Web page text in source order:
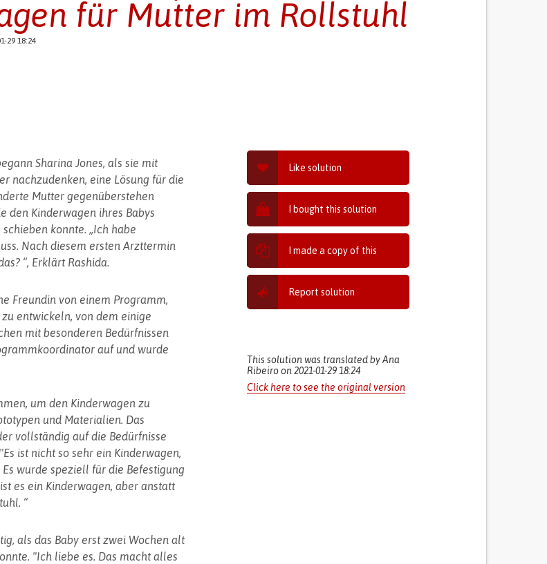
für Mutter im Rollstuhl
29 18:24
Like solution
I bought this solution
I made a copy of this
Report solution
This solution was translated by Ana
Ribeiro on 2021-01-29 18:24
Click here to see the original version
Sharina Jones, als sie mit
nachzudenken, eine Lösung für die
Mutter gegenüberstehen
den Kinderwagen ihres Babys
konnte. „Ich habe
Nach diesem ersten Arzttermin
“, Erklärt Rashida.
Freundin von einem Programm,
entwickeln, von dem einige
mit besonderen Bedürfnissen
auf und wurde
um den Kinderwagen zu
und Materialien. Das
vollständig auf die Bedürfnisse
ist nicht so sehr ein Kinderwagen,
wurde speziell für die Befestigung
es ein Kinderwagen, aber anstatt
“
als das Baby erst zwei Wochen alt
"Ich liebe es. Das macht alles